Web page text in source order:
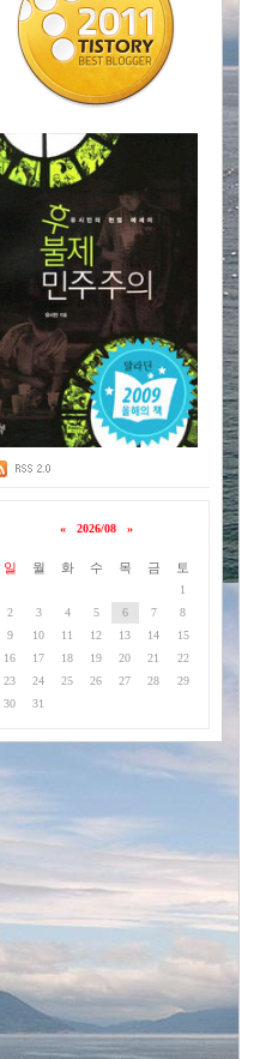
« 2026/08 »
일 월 화 수 목 금 토
1
2
3 4 5 6 7
8
9
10 11 12 13 14
15
16
17 18 19 20 21
22
23
24 25 26 27 28
29
30
31